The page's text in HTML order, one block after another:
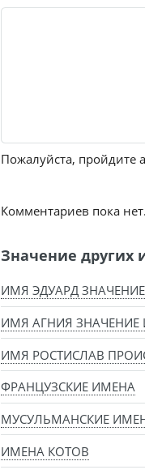
Пожалуйста, пройдите
Комментариев пока нет.
Значение других
ИМЯ ЭДУАРД ЗНАЧЕНИЕ
ИМЯ АГНИЯ ЗНАЧЕНИЕ
ИМЯ РОСТИСЛАВ
ФРАНЦУЗСКИЕ ИМЕНА
МУСУЛЬМАНСКИЕ
ИМЕНА КОТОВ